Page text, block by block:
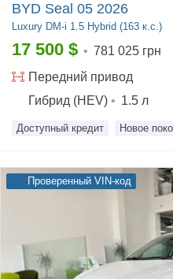
BYD Seal 05 2026
Luxury DM-i 1.5 Hybrid (163 к.с.)
17 500 $ • 781 025 грн
Передний привод
Гибрид (HEV) • 1.5 л
Доступный кредит Новое
Проверенный VIN-код